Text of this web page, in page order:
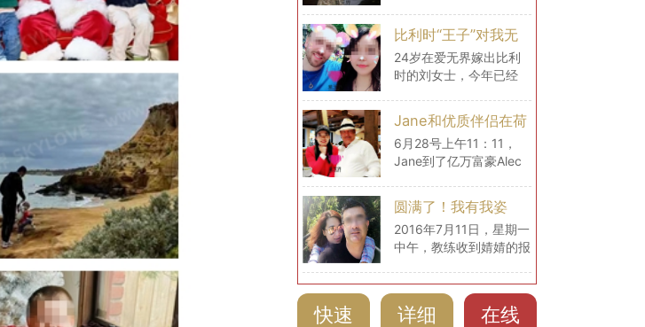
了很多，还为女士购置了
很多生活用品，
比利时“王子”对我无
微不至的爱（爱无界
刘女士的海外生活）
24岁在爱无界嫁出比利
时的刘女士，今年已经
比利时过上了幸福的生
活。
Jane和优质伴侣在荷
兰的幸福生活
6月28号上午11：11，
Jane到了亿万富豪Alec
舒适，气候怡人！每天都
像生活在画中！”
圆满了！我有我姿
态！（爱无界婧婧圆
满动态）
2016年7月11日，星期一
中午，教练收到婧婧的报
志的、值得很多姐妹们学
习的跨国恋爱经历。从入
会到见面，再到确定结
快速
详细
在线